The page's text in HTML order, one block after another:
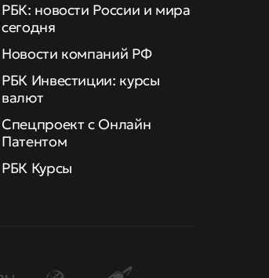
РБК: новости России и мира
сегодня
Новости компаний РФ
РБК Инвестиции: курсы
валют
Спецпроект с Онлайн
Патентом
РБК Курсы